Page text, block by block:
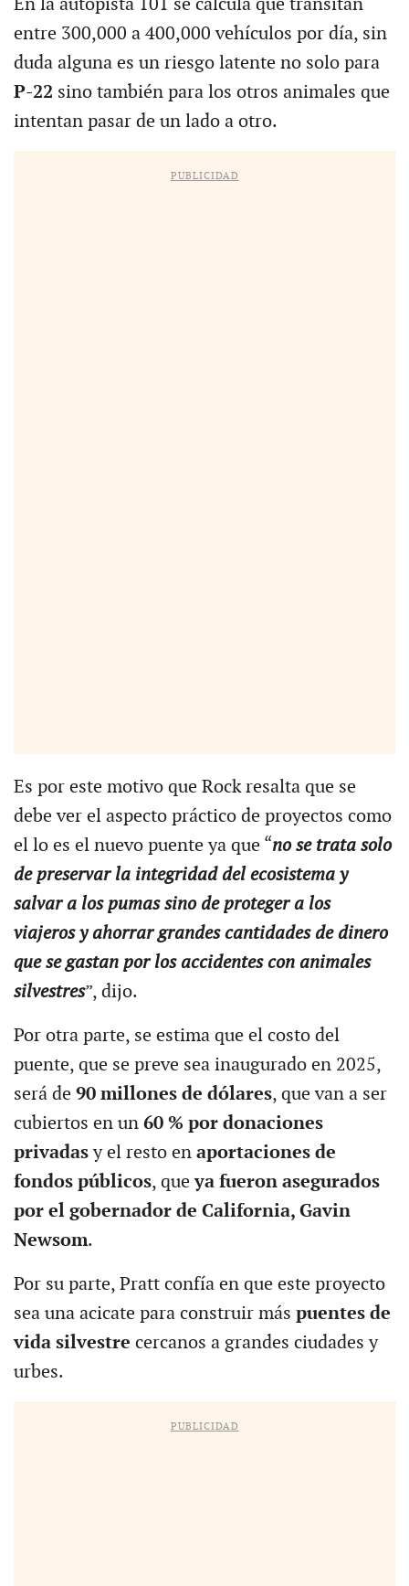
En la autopista 101 se calcula que transitan
entre 300,000 a 400,000 vehículos por día, sin
duda alguna es un riesgo latente no solo para
P-22 sino también para los otros animales que
intentan pasar de un lado a otro.
PUBLICIDAD
Es por este motivo que Rock resalta que se
debe ver el aspecto práctico de proyectos como
el lo es el nuevo puente ya que “no se trata solo
de preservar la integridad del ecosistema y
salvar a los pumas sino de proteger a los
viajeros y ahorrar grandes cantidades de dinero
que se gastan por los accidentes con animales
silvestres”, dijo.
Por otra parte, se estima que el costo del
puente, que se preve sea inaugurado en 2025,
será de 90 millones de dólares, que van a ser
cubiertos en un60 % por donaciones
privadasy el resto en aportaciones de
fondos públicos, queya fueron asegurados
por el gobernador de California, Gavin
Newsom.
Por su parte, Pratt confía en que este proyecto
sea una acicate para construir más puentes de
vida silvestre cercanos a grandes ciudades y
urbes.
PUBLICIDAD